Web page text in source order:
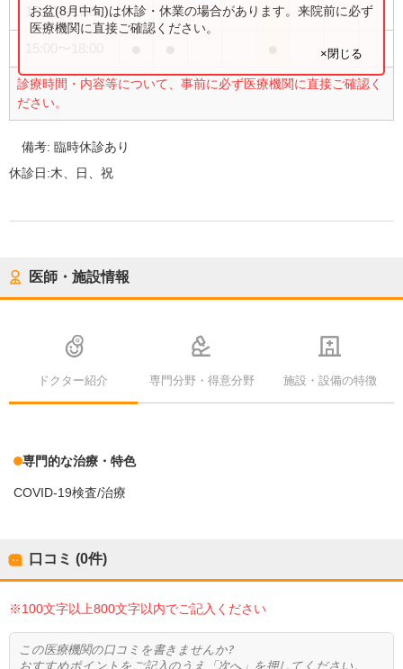
15:00〜17:00 ●
診療時間・内容等について、事前に必ず医療機関に直接ご確認く
ださい。
お盆(8月中旬)は休診・休業の場合があります。来院前に必ず
医療機関に直接ご確認ください。
×閉じる
備考:臨時休診あり
休診日:木、日、祝
医師・施設情報
ドクター紹介 専門分野・得意分野 施設・設備の特徴
専門的な治療・特色
COVID-19検査/治療
口コミ (0件)
※100文字以上800文字以内でご記入ください